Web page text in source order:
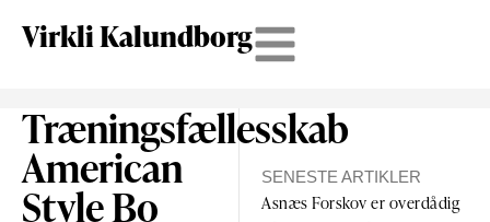
Virkli Kalundborg
Træningsfællesskab
American
Style Bo
SENESTE ARTIKLER
Asnæs Forskov er overdådig